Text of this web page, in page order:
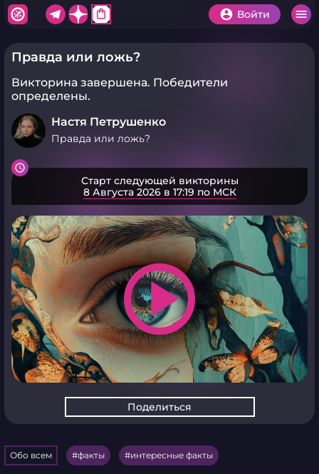
shopping_bag Войти
Правда или ложь?
Викторина завершена. Победители
определены.
Настя Петрушенко
Правда или ложь?
Старт следующей викторины
8 Августа 2026 в 17:19 по МСК
play_arrow
Поделиться
Обо всем факты интересные факты